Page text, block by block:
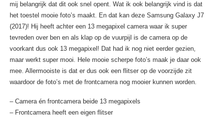
mij belangrijk dat dit ook snel opent. Wat ik ook belangrijk vind is dat
het toestel mooie foto’s maakt. En dat kan deze Samsung Galaxy J7
(2017)! Hij heeft achter een 13 megapixel camera waar ik super
tevreden over ben en als klap op de vuurpijl is de camera op de
voorkant dus ook 13 megapixel! Dat had ik nog niet eerder gezien,
maar werkt super mooi. Hele mooie scherpe foto’s maak je daar ook
mee. Allermooiste is dat er dus ook een flitser op de voorzijde zit
waardoor de foto’s met de frontcamera nog mooier kunnen worden.
– Camera én frontcamera beide 13 megapixels
– Frontcamera heeft een eigen flitser